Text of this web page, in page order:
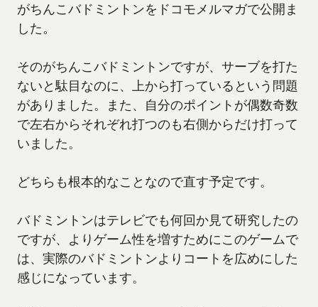
がちんこバドミントンをドコモメルマガで公開ま
した。
そのがちんこバドミントンですが、サーブを打た
ないと駄目なのに、上から打っているという問題
がありました。また、自分のポイントが偶数奇数
で左右からそれぞれ打つのも右側からだけ打って
いました。
どちらも根本的なことなので直す予定です。
バドミントンはテレビでも何回か見て研究したの
ですが、よりゲーム性を増すためにこのゲームで
は、実際のバドミントンよりコートを広めにした
感じになっています。